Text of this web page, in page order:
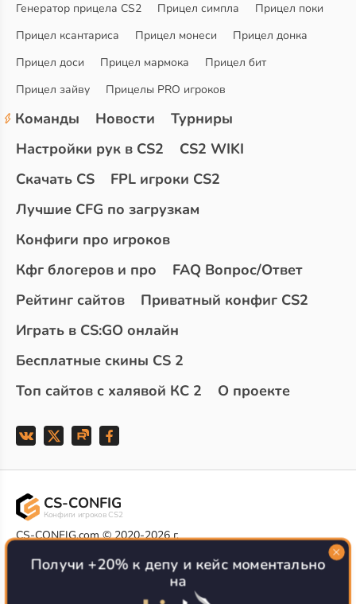
Генератор прицела CS2
Прицел симпла
Прицел поки
Прицел ксантариса
Прицел монеси
Прицел донка
Прицел доси
Прицел мармока
Прицел бит
Прицел зайву
Прицелы PRO игроков
Команды Новости
Турниры
Настройки рук в CS2
CS2 WIKI
Скачать CS
FPL игроки CS2
Лучшие CFG по загрузкам
Конфиги про игроков
Кфг блогеров и про
FAQ Вопрос/Ответ
Рейтинг сайтов
Приватный конфиг CS2
Играть в CS:GO онлайн
Бесплатные скины CS 2
Топ сайтов с халявой КС 2
О проекте
CS-CONFIG
Конфиги игроков CS2
CS-CONFIG.com © 2020-2026 г.
РЕКЛАМА НА САЙТЕ
Все доступные варианты размещения
Получи +20% к депу и кейс моментально
на